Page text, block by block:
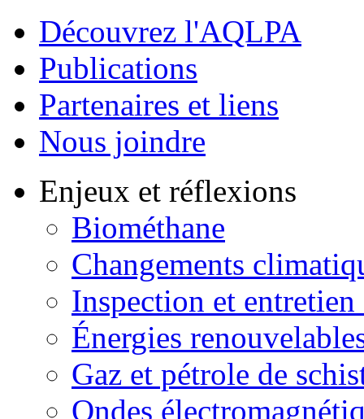
Découvrez l'AQLPA
Publications
Partenaires et liens
Nous joindre
Enjeux et réflexions
Biométhane
Changements
Inspection et entretien
Énergies
Gaz et pétrole de
Ondes